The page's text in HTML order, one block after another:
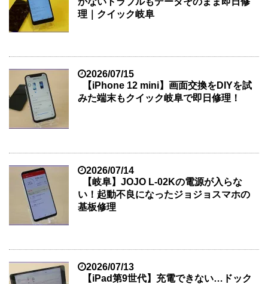
理｜クイック岐阜
2026/07/15
【iPhone 12 mini】画面交換をDIYを試
みた端末もクイック岐阜で即日修理！
2026/07/14
【岐阜】JOJO L-02Kの電源が入らな
い！起動不良になったジョジョスマホの
基板修理
2026/07/13
【iPad第9世代】充電できない…ドック